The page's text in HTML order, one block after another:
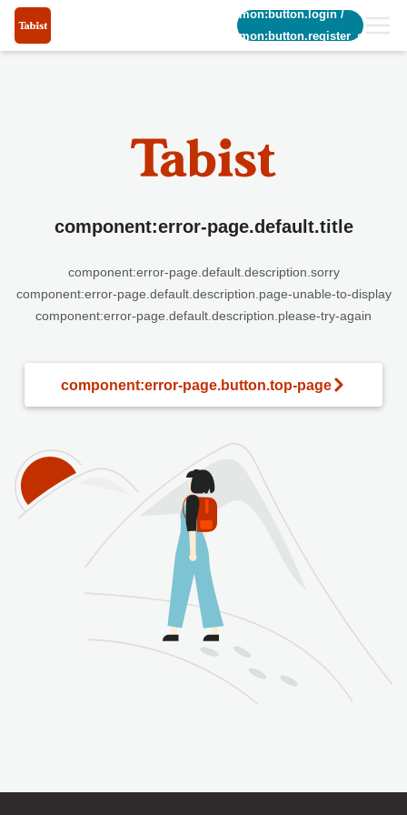
common:button.login/
common:button.register_short
component:error-page.default.title
component:error-page.default.description.sorry
component:error-page.default.description.page-unable-to-display
component:error-page.default.description.please-try-again
component:error-page.button.top-page